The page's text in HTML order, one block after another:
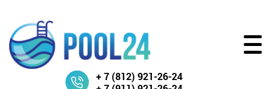
+ 7 (812) 921-26-24